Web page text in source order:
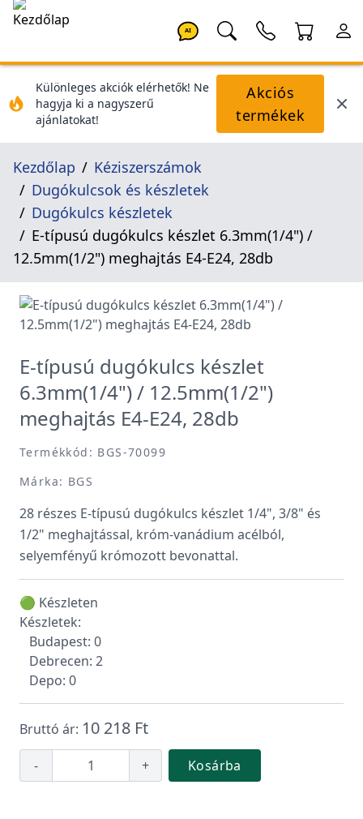
AI
Különleges akciók elérhetők! Ne
hagyja ki a nagyszerű
ajánlatokat!
Akciós
termékek
Kezdőlap
Kéziszerszámok
Dugókulcsok és készletek
Dugókulcs készletek
E-típusú dugókulcs készlet 6.3mm(1/4") /
12.5mm(1/2") meghajtás E4-E24, 28db
E-típusú dugókulcs készlet
6.3mm(1/4") / 12.5mm(1/2")
meghajtás E4-E24, 28db
Termékkód: BGS-70099
Márka: BGS
28 részes E-típusú dugókulcs készlet 1/4", 3/8" és
1/2" meghajtással, króm-vanádium acélból,
selyemfényű krómozott bevonattal.
🟢 Készleten
Készletek:
Budapest: 0
Debrecen: 2
Depo: 0
Bruttó ár: 10 218 Ft
- + Kosárba